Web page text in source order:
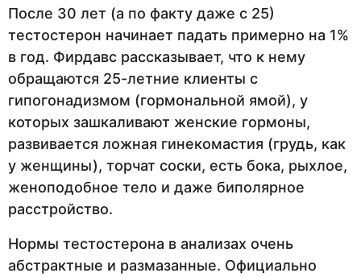
После 30 лет (а по факту даже с 25)
тестостерон начинает падать примерно на 1%
в год. Фирдавс рассказывает, что к нему
обращаются 25-летние клиенты с
гипогонадизмом (гормональной ямой), у
которых зашкаливают женские гормоны,
развивается ложная гинекомастия (грудь, как
у женщины), торчат соски, есть бока, рыхлое,
женоподобное тело и даже биполярное
расстройство.
Нормы тестостерона в анализах очень
абстрактные и размазанные. Официально